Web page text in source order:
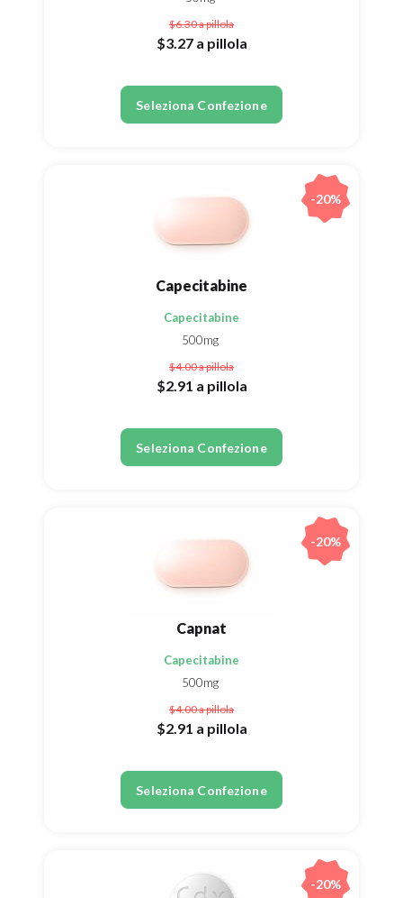
$6.30a pillola
$3.27 a pillola
Seleziona Confezione
Capecitabine
Capecitabine
500mg
$4.00a pillola
$2.91 a pillola
Seleziona Confezione
-20%
Capnat
Capecitabine
500mg
$4.00a pillola
$2.91 a pillola
Seleziona Confezione
-20%
-20%